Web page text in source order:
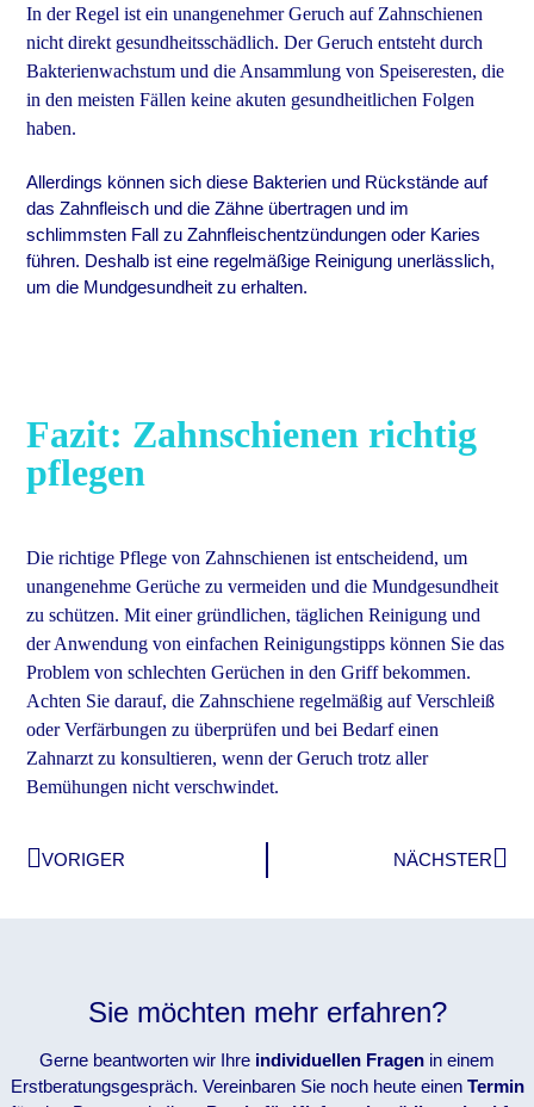
In der Regel ist ein unangenehmer Geruch auf Zahnschienen
nicht direkt gesundheitsschädlich. Der Geruch entsteht durch
Bakterienwachstum und die Ansammlung von Speiseresten, die
in den meisten Fällen keine akuten gesundheitlichen Folgen
haben.
Allerdings können sich diese Bakterien und Rückstände auf
das Zahnfleisch und die Zähne übertragen und im
schlimmsten Fall zu Zahnfleischentzündungen oder Karies
führen. Deshalb ist eine regelmäßige Reinigung unerlässlich,
um die Mundgesundheit zu erhalten.
Fazit: Zahnschienen richtig
pflegen
Die richtige Pflege von Zahnschienen ist entscheidend, um
unangenehme Gerüche zu vermeiden und die Mundgesundheit
zu schützen. Mit einer gründlichen, täglichen Reinigung und
der Anwendung von einfachen Reinigungstipps können Sie das
Problem von schlechten Gerüchen in den Griff bekommen.
Achten Sie darauf, die Zahnschiene regelmäßig auf Verschleiß
oder Verfärbungen zu überprüfen und bei Bedarf einen
Zahnarzt zu konsultieren, wenn der Geruch trotz aller
Bemühungen nicht verschwindet.
VORIGER NÄCHSTER
Sie möchten mehr erfahren?
Gerne beantworten wir Ihre individuellen Fragen in einem
Erstberatungsgespräch. Vereinbaren Sie noch heute einen Termin